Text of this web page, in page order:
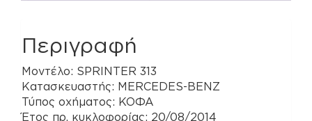
Περιγραφή
Μοντέλο: SPRINTER 313
Κατασκευαστής: MERCEDES-BENZ
Τύπος οχήματος: ΚΟΦΑ
Έτος πρ. κυκλοφορίας: 20/08/2014